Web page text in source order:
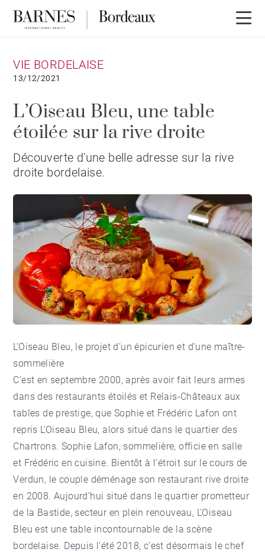
VIE BORDELAISE
13/12/2021
L’Oiseau Bleu, une table
étoilée sur la rive droite
Découverte d'une belle adresse sur la rive
droite bordelaise.
L’Oiseau Bleu, le projet d’un épicurien et d’une maître-
sommelière
C’est en septembre 2000, après avoir fait leurs armes
dans des restaurants étoilés et Relais-Châteaux aux
tables de prestige, que Sophie et Frédéric Lafon ont
repris L’Oiseau Bleu, alors situé dans lequartier des
Chartrons. Sophie Lafon, sommelière, officie en salle
et Frédéric en cuisine. Bientôt à l’étroit sur le cours de
Verdun, le couple déménage son restaurant rive droite
en 2008. Aujourd’hui situé dans le quartier prometteur
de la Bastide, secteur en plein renouveau, L’Oiseau
Bleu est une table incontournable de la scène
bordelaise. Depuis l’été 2018, c’est désormais le chef